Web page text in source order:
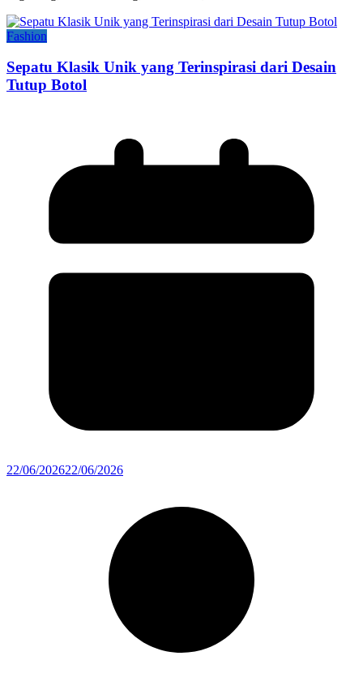
Fashion
Sepatu Klasik Unik yang Terinspirasi dari Desain
Tutup Botol
22/06/202622/06/2026